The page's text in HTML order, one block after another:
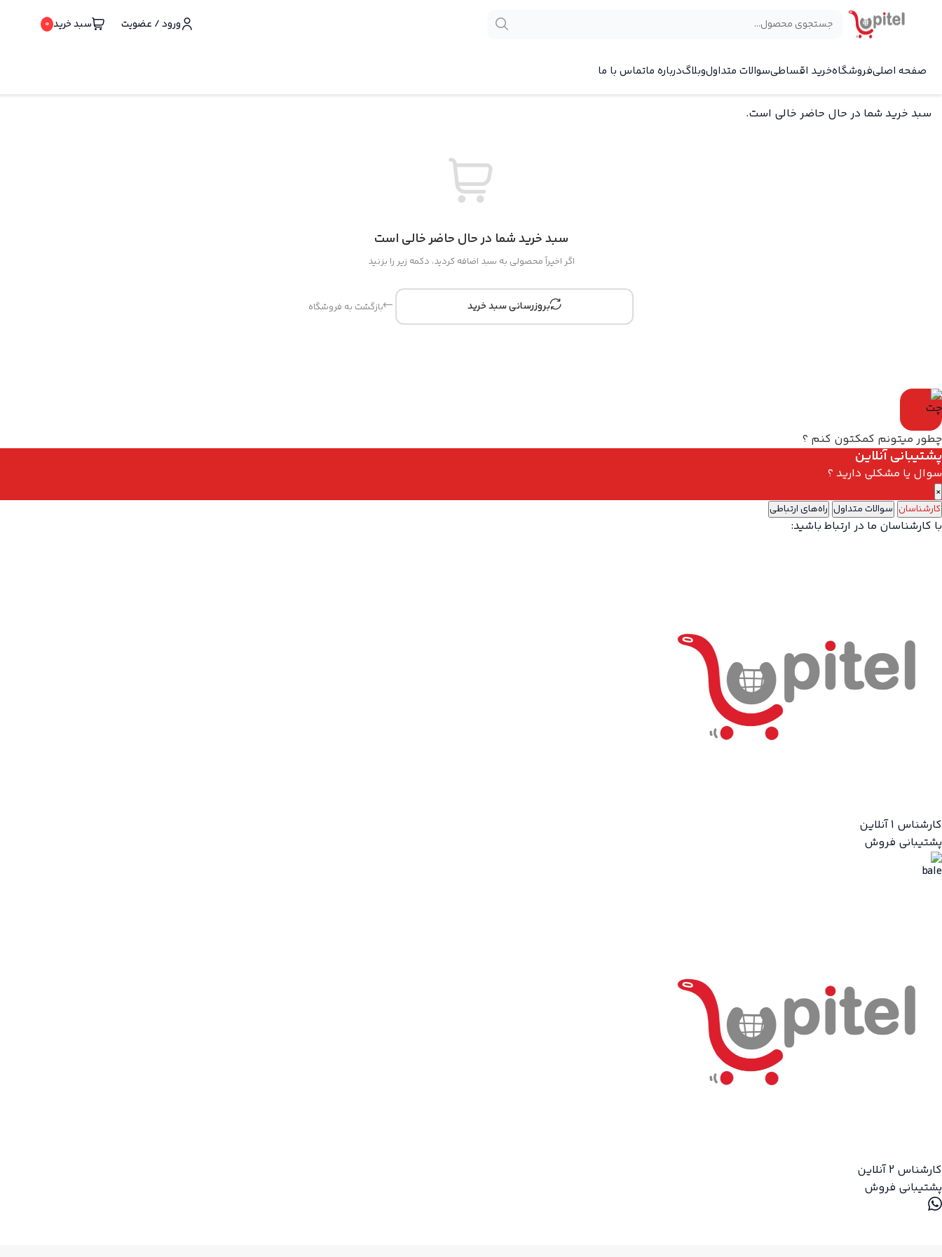
ورود / عضویت سبد خرید 0
صفحه اصلیفروشگاهخرید اقساطیسوالات متداولوبلاگدرباره ماتماس با ما
سبد خرید شما در حال حاضر خالی است.
سبد خرید شما در حال حاضر خالی است
اگر اخیراً محصولی به سبد اضافه کردید، دکمه زیر را بزنید
بروزرسانی سبد خرید بازگشت به فروشگاه
چطور میتونم کمکتون کنم ؟
پشتیبانی آنلاین
سوال یا مشکلی دارید ؟
×
کارشناسان سوالات متداول راه‌های ارتباطی
با کارشناسان ما در ارتباط باشید:
کارشناس 1 آنلاین
پشتیبانی فروش
کارشناس 2
آنلاین
پشتیبانی فروش